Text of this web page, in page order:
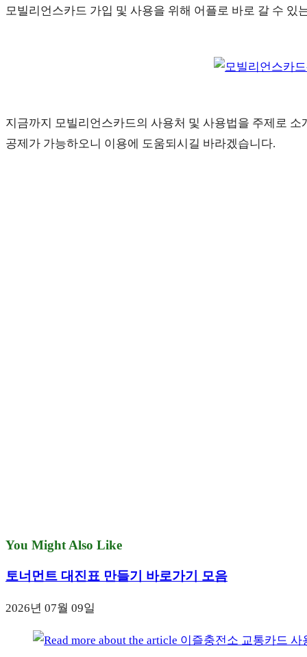
모빌리언스카드 가입 및 사용을 위해 어플로 바로 갈 수
지금까지 모빌리언스카드의 사용처 및 사용법을 주제로
공제가 가능하오니 이용에 도움되시길 바라겠습니다.
You Might Also Like
토너먼트 대진표 만들기 바로가기 모음
2026년 07월 09일